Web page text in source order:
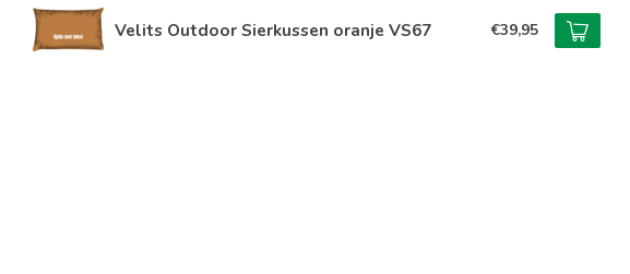
Velits Outdoor Sierkussen oranje VS67 €39,95